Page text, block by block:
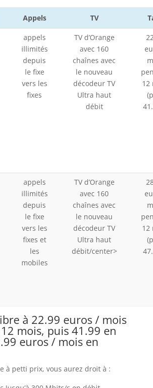
Appels TV
appels
illimités
depuis
le fixe
vers les
fixes
TV d’Orange
avec 160
chaînes avec
le nouveau
décodeur TV
Ultra haut
débit
12
appels
illimités
depuis
le fixe
vers les
fixes et
les
mobiles
TV d’Orange
avec 160
chaînes avec
le nouveau
décodeur TV
Ultra haut
débit/center>
12
à 22.99 euros / mois
mois, puis 41.99 en
euros / mois en
à petti prix, vous aurez droit à :